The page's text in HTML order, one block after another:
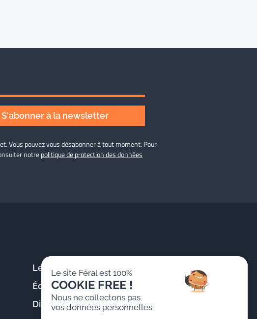
S'abonner à la newsletter
Vous pouvez vous désabonner à tout moment. Pour
notrepolitique de protection des données
Le Cabinet
Équipe
Distinctions
Publications &
Actualités
Formations
Le site Féral est 100%
COOKIE FREE !
Nous ne collectons pas
vos données personnelles